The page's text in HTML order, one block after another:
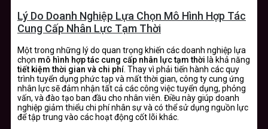
Lý Do Doanh Nghiệp Lựa Chọn Mô Hình Hợp Tác
Cung Cấp Nhân Lực Tạm Thời
Một trong những lý do quan trọng khiến các doanh nghiệp lựa
chọn mô hình hợp tác cung cấp nhân lực tạm thời là khả năng
tiết kiệm thời gian và chi phí . Thay vì phải tiến hành các quy
trình tuyển dụng phức tạp và mất thời gian, công ty cung ứng
nhân lực sẽ đảm nhận tất cả các công việc tuyển dụng, phỏng
vấn, và đào tạo ban đầu cho nhân viên. Điều này giúp doanh
nghiệp giảm thiểu chi phí nhân sự và có thể sử dụng nguồn lực
để tập trung vào các hoạt động cốt lõi khác.